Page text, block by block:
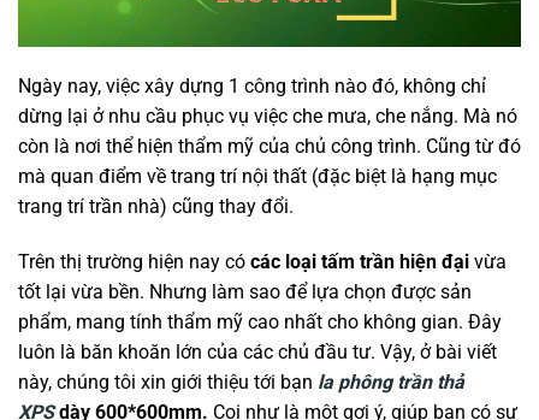
Ngày nay, việc xây dựng 1 công trình nào đó, không chỉ
dừng lại ở nhu cầu phục vụ việc che mưa, che nắng. Mà nó
còn là nơi thể hiện thẩm mỹ của chủ công trình. Cũng từ đó
mà quan điểm về trang trí nội thất (đặc biệt là hạng mục
trang trí trần nhà) cũng thay đổi.
Trên thị trường hiện nay có các loại tấm trần hiện đại vừa
tốt lại vừa bền. Nhưng làm sao để lựa chọn được sản
phẩm, mang tính thẩm mỹ cao nhất cho không gian. Đây
luôn là băn khoăn lớn của các chủ đầu tư. Vậy, ở bài viết
này, chúng tôi xin giới thiệu tới bạn la phông trần thả
XPS dày 600*600mm. Coi như là một gợi ý, giúp bạn có sự